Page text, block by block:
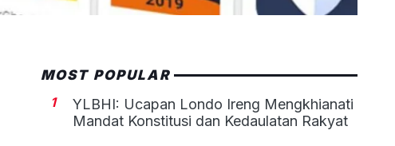
MOST POPULAR
1
YLBHI: Ucapan Londo Ireng Mengkhianati
Mandat Konstitusi dan Kedaulatan Rakyat